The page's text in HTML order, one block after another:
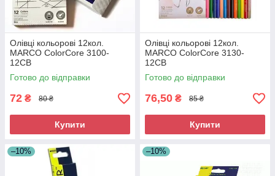
Олівці кольорові 12кол.
MARCO ColorCore 3100-
12СВ
Готово до відправки
72 ₴ 80 ₴
Купити
Олівці кольорові 12кол.
MARCO ColorCore 3130-
12СВ
Готово до відправки
76,50 ₴ 85 ₴
Купити
–10% –10%